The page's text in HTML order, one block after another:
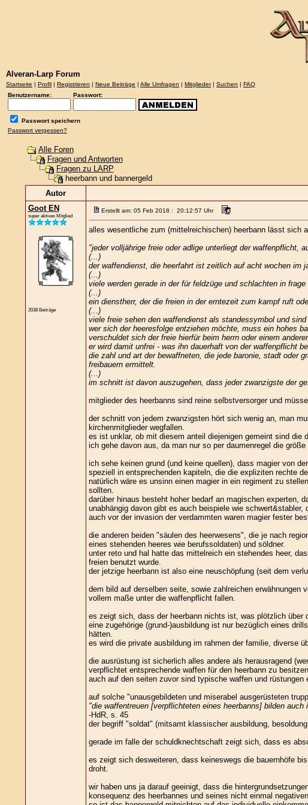
Alveran-Larp Forum
Startseite | Profil | Registrieren | Neue Beiträge | Alle Umfragen | Mitglieder| Suchen | FAQ
Benutzername:
Passwort:
Passwort speichern
Passwort vergessen?
Alle Foren
Fragen und Antworten
Fragen zu LARP
heerbann und bannergeld
Autor
Goot EN
super aktives Mitglied
2038 Beiträge
Erstellt am: 05 Feb 2018 : 20:12:57 Uhr
alles wesentliche zum (mittelreichischen) heerbann lässt sich
"jeder volljährige freie oder adlige unterliegt der waffenpflicht,
(...)
der waffendienst, die heerfahrt ist zeitlich auf acht wochen im
(...)
viele werden gerade in der für feldzüge und schlachten in
(...)
ein dienstherr, der die freien in der erntezeit zum kampf ruft
(...)
viele freie sehen den waffendienst als standessymbol und
wer sich der heeresfolge entziehen möchte, muss ein hohes
verschuldet sich der freie hierfür beim herrn oder einem
er wird damit unfrei - was ihn dauerhaft von der waffenpflicht
die zahl und art der bewaffneten, die jede baronie, stadt oder
freibauern ermittelt.
(...)
im schnitt ist davon auszugehen, dass jeder zwanzigste der
mitglieder des heerbanns sind reine selbstversorger und
der schnitt von jedem zwanzigsten hört sich wenig an, man
kirchenmitglieder wegfallen.
es ist unklar, ob mit diesem anteil diejenigen gemeint sind
ich gehe davon aus, da man nur so per daumenregel die
ich sehe keinen grund (und keine quellen), dass magier von
speziell in entsprechenden kapiteln, die die expliziten rechte
natürlich wäre es unsinn einen magier in ein regiment zu
sollten.
darüber hinaus besteht hoher bedarf an magischen experten,
unabhängig davon gibt es auch beispiele wie
auch vor der invasion der verdammten waren magier fester
die anderen beiden "säulen des heerwesens", die je nach
eines stehenden heeres wie berufssoldaten) und söldner.
unter reto und hal hatte das mittelreich ein stehendes heer,
freien benutzt wurde.
der jetzige heerbann ist also eine neuschöpfung (seit dem
dem bild auf derselben seite, sowie zahlreichen
vollem maße unter die waffenpflicht fallen.
es zeigt sich, dass der heerbann nichts ist, was plötzlich über
eine zugehörige (grund-)ausbildung ist nur bezüglich eines
hätten.
es wird die private ausbildung im rahmen der familie, diverse
die ausrüstung ist sicherlich alles andere als herausragend
verpflichtet entsprechende waffen für den heerbann zu
auch auf den seiten zuvor sind typische waffen und
auf solche "unausgebildeten und miserabel ausgerüsteten
"die waffentreuen [verpflichteten eines heerbanns] bilden
-HdR, s. 45
der begriff "soldat" (mitsamt klassischer ausbildung,
gerade im falle der schuldknechtschaft zeigt sich, dass es
es zeigt sich desweiteren, dass keineswegs die bauernhöfe
droht.
wir haben uns ja darauf geeinigt, dass die
konsequenz des heerbannes und seines nicht einmal